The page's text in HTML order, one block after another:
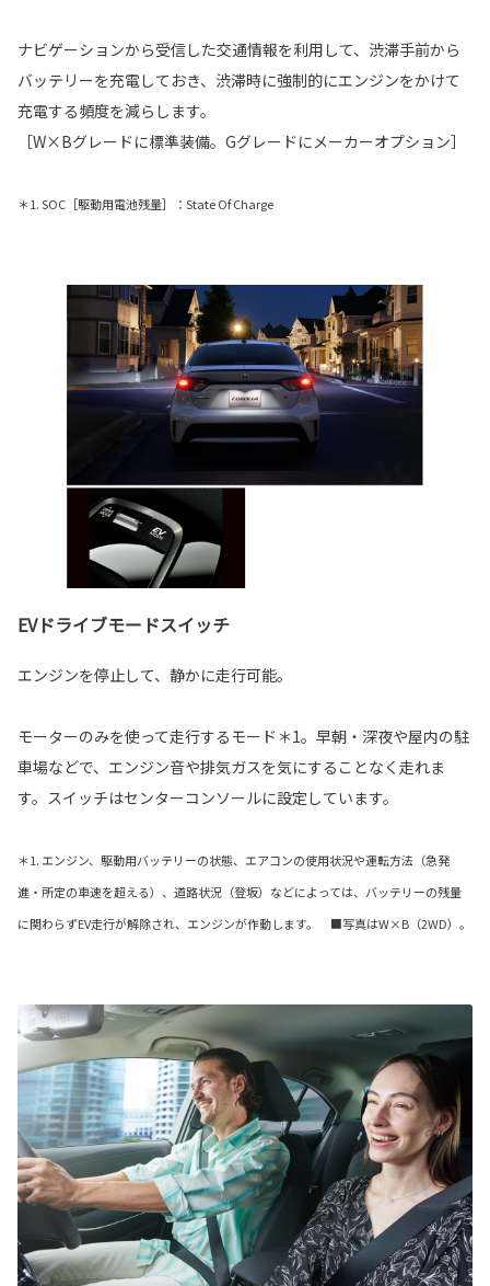
ナビゲーションから受信した交通情報を利用して、渋滞手前から
バッテリーを充電しておき、渋滞時に強制的にエンジンをかけて
充電する頻度を減らします。
［W×Bグレードに標準装備。Gグレードにメーカーオプション］
＊1. SOC［駆動用電池残量］：State Of Charge
EVドライブモードスイッチ
エンジンを停止して、静かに走行可能。
モーターのみを使って走行するモード＊1。早朝・深夜や屋内の駐
車場などで、エンジン音や排気ガスを気にすることなく走れま
す。スイッチはセンターコンソールに設定しています。
＊1. エンジン、駆動用バッテリーの状態、エアコンの使用状況や運転方法（急発
進・所定の車速を超える）、道路状況（登坂）などによっては、バッテリーの残量
に関わらずEV走行が解除され、エンジンが作動します。 ■写真はW×B（2WD）。